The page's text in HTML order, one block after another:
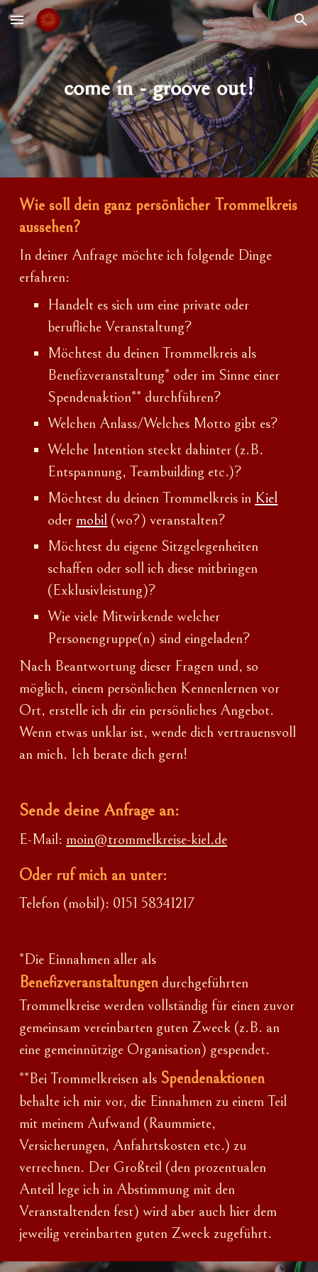
Skip to main content Skip to navigation
come in - groove out!
Wie soll dein ganz persönlicher Trommelkreis
aussehen?
In deiner Anfrage möchte ich folgende Dinge
erfahren:
Handelt es sich um eine private oder
berufliche Veranstaltung?
Möchtest du deinen Trommelkreis als
Benefizveranstaltung* oder im Sinne einer
Spendenaktion** durchführen?
Welchen Anlass/Welches Motto gibt es?
Welche Intention steckt dahinter (z.B.
Entspannung, Teambuilding etc.)?
Möchtest du deinen Trommelkreis in Kiel
oder mobil (wo?) veranstalten?
Möchtest du eigene Sitzgelegenheiten
schaffen oder soll ich diese mitbringen
(Exklusivleistung)?
Wie viele Mitwirkende welcher
Personengruppe(n) sind eingeladen?
Nach Beantwortung dieser Fragen und, so
möglich, einem persönlichen Kennenlernen vor
Ort, erstelle ich dir ein persönliches Angebot.
Wenn etwas unklar ist, wende dich vertrauensvoll
an mich. Ich berate dich gern!
Sende deine Anfrage an:
E-Mail: moin@trommelkreise-kiel.de
Oder ruf mich an unter:
Telefon (mobil): 0151 58341217
*Die Einnahmen aller als
Benefizveranstaltungendurchgeführten
Trommelkreise werden vollständig für einen zuvor
gemeinsam vereinbarten guten Zweck (z.B. an
eine gemeinnützige Organisation) gespendet.
**Bei Trommelkreisen als Spendenaktionen
behalte ich mir vor, die Einnahmen zu einem Teil
mit meinem Aufwand (Raummiete,
Versicherungen, Anfahrtskosten etc.) zu
verrechnen. Der Großteil (den prozentualen
Anteil lege ich in Abstimmung mit den
Veranstaltenden fest) wird aber auch hier dem
jeweilig vereinbarten guten Zweck zugeführt.